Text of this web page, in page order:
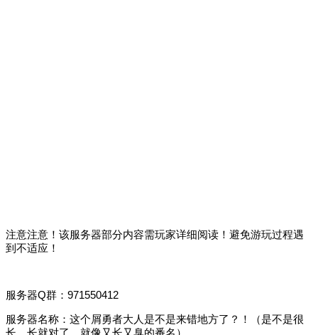
注意注意！该服务器部分内容需玩家详细阅读！避免游玩过程遇
到不适应！
服务器Q群：971550412
服务器名称：这个屑勇者大人是不是来错地方了？！（是不是很
长，长就对了，就像又长又臭的番名）